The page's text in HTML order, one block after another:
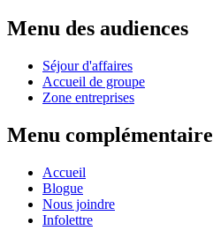
Menu des audiences
Séjour d'affaires
Accueil de groupe
Zone entreprises
Menu complémentaire
Accueil
Blogue
Nous joindre
Infolettre